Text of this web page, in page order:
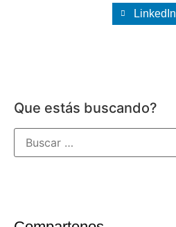
LinkedIn
Que estás buscando?